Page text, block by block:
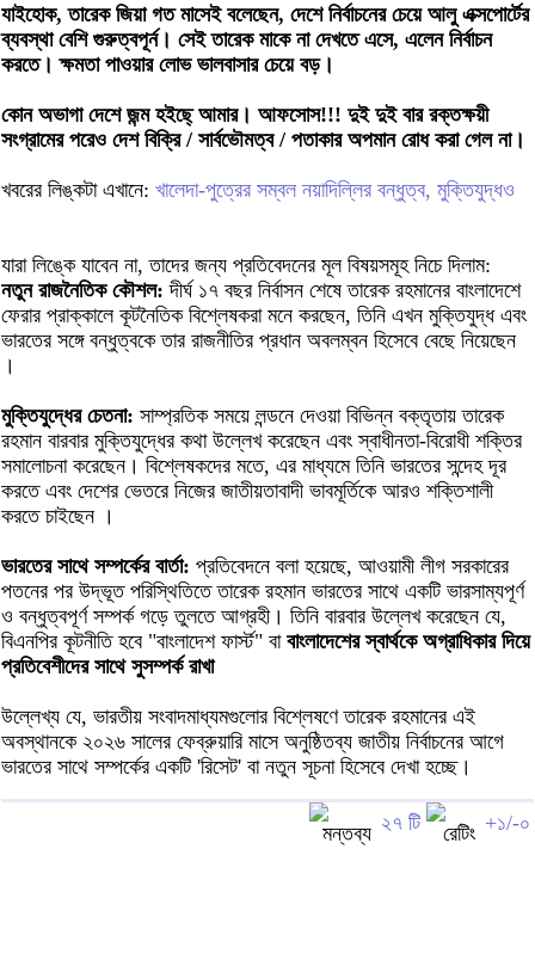
যাইহোক, তারেক জিয়া গত মাসেই বলেছেন, দেশে নির্বাচনের চেয়ে আলু এক্সপোর্টের
ব্যবস্থা বেশি গুরুত্বপূর্ন। সেই তারেক মাকে না দেখতে এসে, এলেন নির্বাচন
করতে। ক্ষমতা পাওয়ার লোভ ভালবাসার চেয়ে বড়।
কোন অভাগা দেশে জন্ম হইছে্ আমার। আফসোস!!! দুই দুই বার রক্তক্ষয়ী
সংগ্রামের পরেও দেশ বিক্রি / সার্বভৌমত্ব / পতাকার অপমান রোধ করা গেল না।
খবরের লিঙ্কটা এখানে: খালেদা-পুত্রের সম্বল নয়াদিল্লির বন্ধুত্ব, মুক্তিযুদ্ধও
যারা লিঙ্কে যাবেন না, তাদের জন্য প্রতিবেদনের মূল বিষয়সমূহ নিচে দিলাম:
নতুন রাজনৈতিক কৌশল: দীর্ঘ ১৭ বছর নির্বাসন শেষে তারেক রহমানের বাংলাদেশে
ফেরার প্রাক্কালে কূটনৈতিক বিশ্লেষকরা মনে করছেন, তিনি এখন মুক্তিযুদ্ধ এবং
ভারতের সঙ্গে বন্ধুত্বকে তার রাজনীতির প্রধান অবলম্বন হিসেবে বেছে নিয়েছেন
।
মুক্তিযুদ্ধের চেতনা: সাম্প্রতিক সময়ে লন্ডনে দেওয়া বিভিন্ন বক্তৃতায় তারেক
রহমান বারবার মুক্তিযুদ্ধের কথা উল্লেখ করেছেন এবং স্বাধীনতা-বিরোধী শক্তির
সমালোচনা করেছেন। বিশ্লেষকদের মতে, এর মাধ্যমে তিনি ভারতের সন্দেহ দূর
করতে এবং দেশের ভেতরে নিজের জাতীয়তাবাদী ভাবমূর্তিকে আরও শক্তিশালী
করতে চাইছেন ।
ভারতের সাথে সম্পর্কের বার্তা: প্রতিবেদনে বলা হয়েছে, আওয়ামী লীগ সরকারের
পতনের পর উদ্ভূত পরিস্থিতিতে তারেক রহমান ভারতের সাথে একটি ভারসাম্যপূর্ণ
ও বন্ধুত্বপূর্ণ সম্পর্ক গড়ে তুলতে আগ্রহী। তিনি বারবার উল্লেখ করেছেন যে,
বিএনপির কূটনীতি হবে "বাংলাদেশ ফার্স্ট" বা বাংলাদেশের স্বার্থকে অগ্রাধিকার দিয়ে
প্রতিবেশীদের সাথে সুসম্পর্ক রাখা
উল্লেখ্য যে, ভারতীয় সংবাদমাধ্যমগুলোর বিশ্লেষণে তারেক রহমানের এই
অবস্থানকে ২০২৬ সালের ফেব্রুয়ারি মাসে অনুষ্ঠিতব্য জাতীয় নির্বাচনের আগে
ভারতের সাথে সম্পর্কের একটি 'রিসেট' বা নতুন সূচনা হিসেবে দেখা হচ্ছে।
২৭ টি +১/-০